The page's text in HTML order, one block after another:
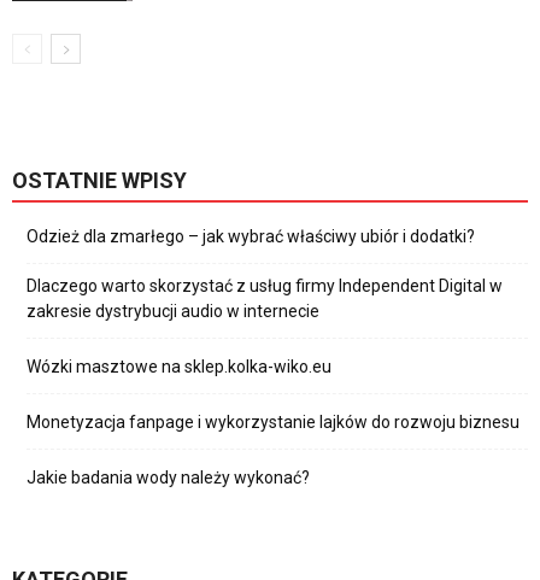
OSTATNIE WPISY
Odzież dla zmarłego – jak wybrać właściwy ubiór i dodatki?
Dlaczego warto skorzystać z usług firmy Independent Digital w
zakresie dystrybucji audio w internecie
Wózki masztowe na sklep.kolka-wiko.eu
Monetyzacja fanpage i wykorzystanie lajków do rozwoju biznesu
Jakie badania wody należy wykonać?